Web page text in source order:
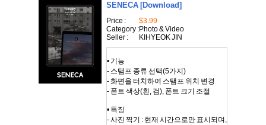
SENECA [Download]
Price :
$3.99
Category :Photo & Video
Seller :
KIHYEOK JIN
• 기능
- 스탬프 종류 선택(5가지)
- 화면을 터치하여 스탬프 위치 변경
- 폰트 색상(흰, 검), 폰트 크기 조절
• 특징
- 사진 찍기 : 현재 시간으로만 표시되며,